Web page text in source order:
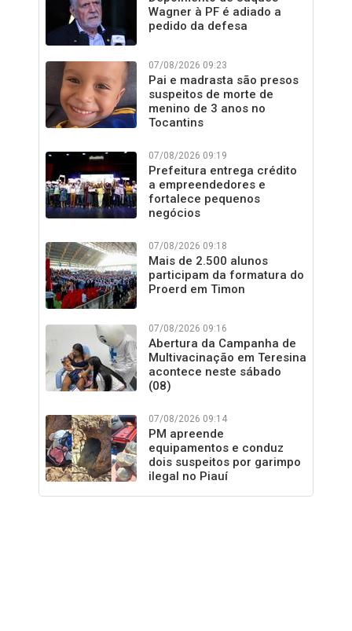
Wagner à PF é adiado a
pedido da defesa
07/08/2026 09:23
Pai e madrasta são presos
suspeitos de morte de
menino de 3 anos no
Tocantins
07/08/2026 09:19
Prefeitura entrega crédito
a empreendedores e
fortalece pequenos
negócios
07/08/2026 09:18
Mais de 2.500 alunos
participam da formatura do
Proerd em Timon
07/08/2026 09:16
Abertura da Campanha de
Multivacinação em Teresina
acontece neste sábado
(08)
07/08/2026 09:14
PM apreende
equipamentos e conduz
dois suspeitos por garimpo
ilegal no Piauí